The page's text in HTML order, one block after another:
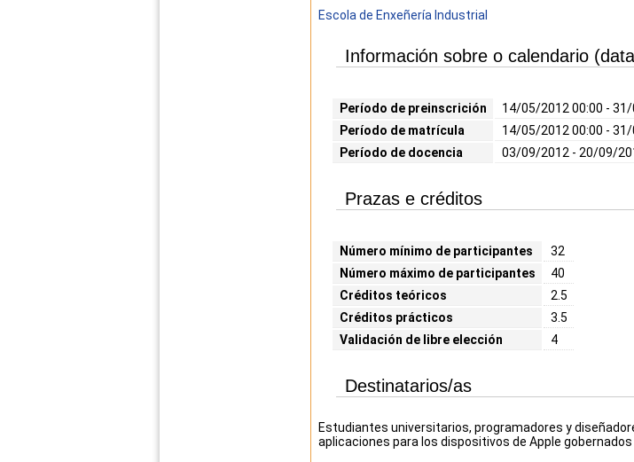
Escola de Enxeñería Industrial
Información sobre o calendario
Período de preinscrición
14/05/2012 00:00 -
Período de matrícula
14/05/2012 00:00 -
Período de docencia
03/09/2012 - 20/09/
Prazas e créditos
Número mínimo de participantes
32
Número máximo de participantes
40
Créditos teóricos
2.5
Créditos prácticos
3.5
Validación de libre elección
4
Destinatarios/as
Estudiantes universitarios, programadores y
aplicaciones para los dispositivos de Apple gobernados